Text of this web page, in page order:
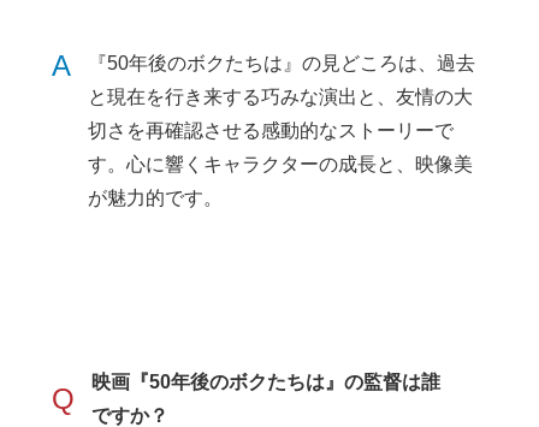
A
『50年後のボクたちは』の見どころは、過去
と現在を行き来する巧みな演出と、友情の大
切さを再確認させる感動的なストーリーで
す。心に響くキャラクターの成長と、映像美
が魅力的です。
Q
映画『50年後のボクたちは』の監督は誰
ですか？